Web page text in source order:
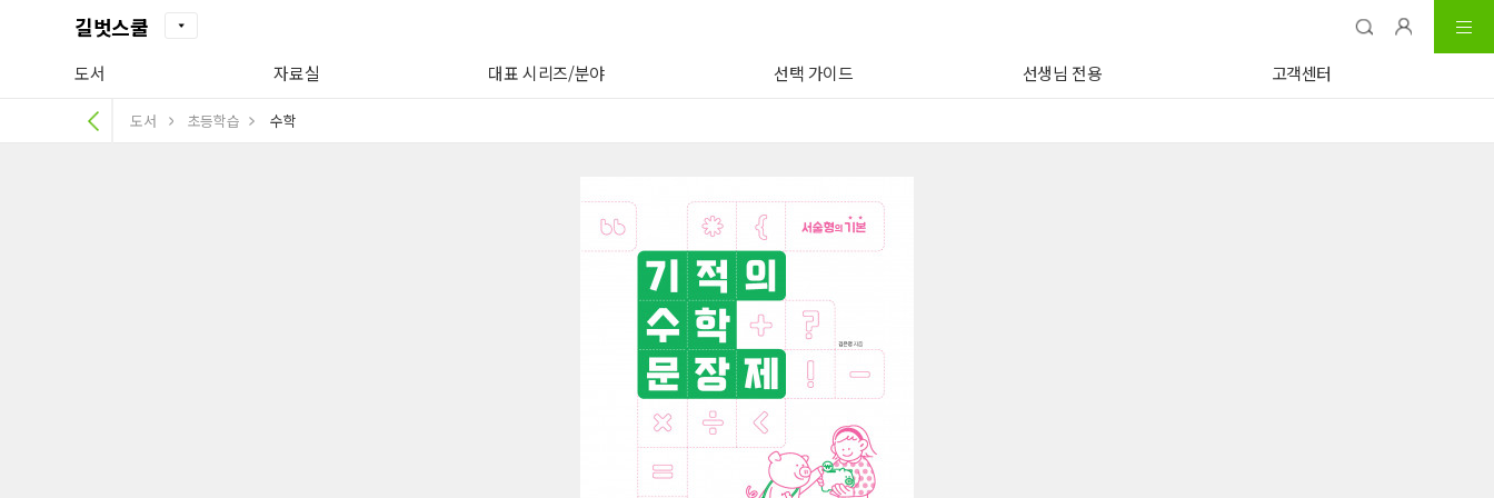
길벗스쿨
도서 자료실 대표 시리즈/분야 선택 가이드 선생님 전용 고객센터
도서 초등학습 수학